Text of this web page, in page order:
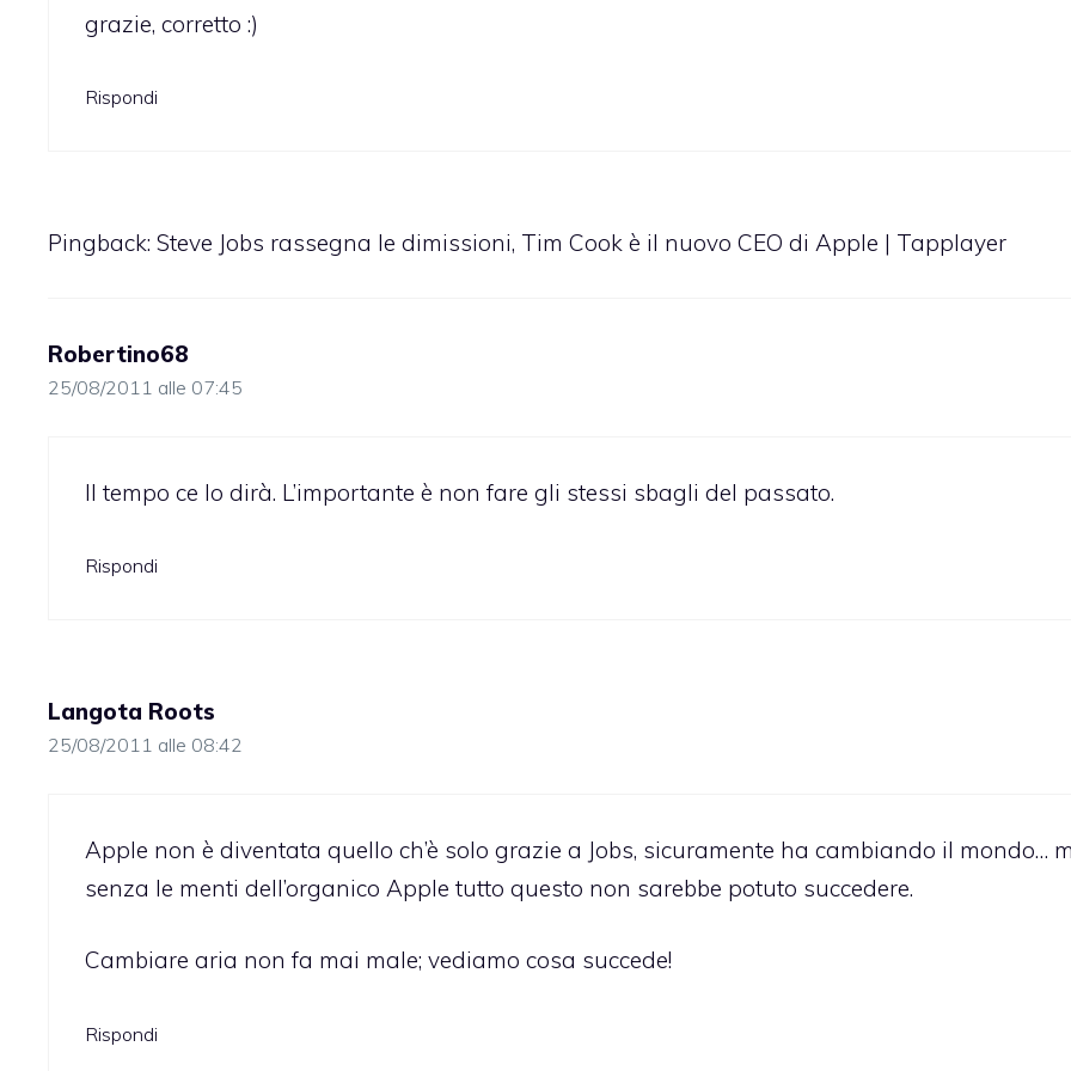
grazie, corretto :)
Rispondi
Pingback: Steve Jobs rassegna le dimissioni, Tim Cook è il nuovo CEO di Apple | Tapplayer
Robertino68
25/08/2011 alle 07:45
Il tempo ce lo dirà. L’importante è non fare gli stessi sbagli del passato.
Rispondi
Langota Roots
25/08/2011 alle 08:42
Apple non è diventata quello ch’è solo grazie a Jobs, sicuramente ha cambiando il mondo…
senza le menti dell’organico Apple tutto questo non sarebbe potuto succedere.
Cambiare aria non fa mai male; vediamo cosa succede!
Rispondi